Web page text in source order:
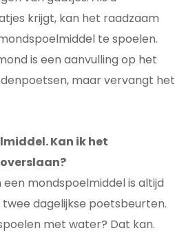
krijgt, kan het raadzaam
te spoelen.
is een aanvulling op het
maar vervangt het
Kan ik het
een mondspoelmiddel is altijd
dagelijkse poetsbeurten.
met water? Dat kan.